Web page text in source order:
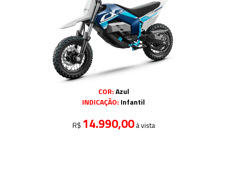
COR:Azul
INDICAÇÃO: Infantil
R$ 14.990,00à vista